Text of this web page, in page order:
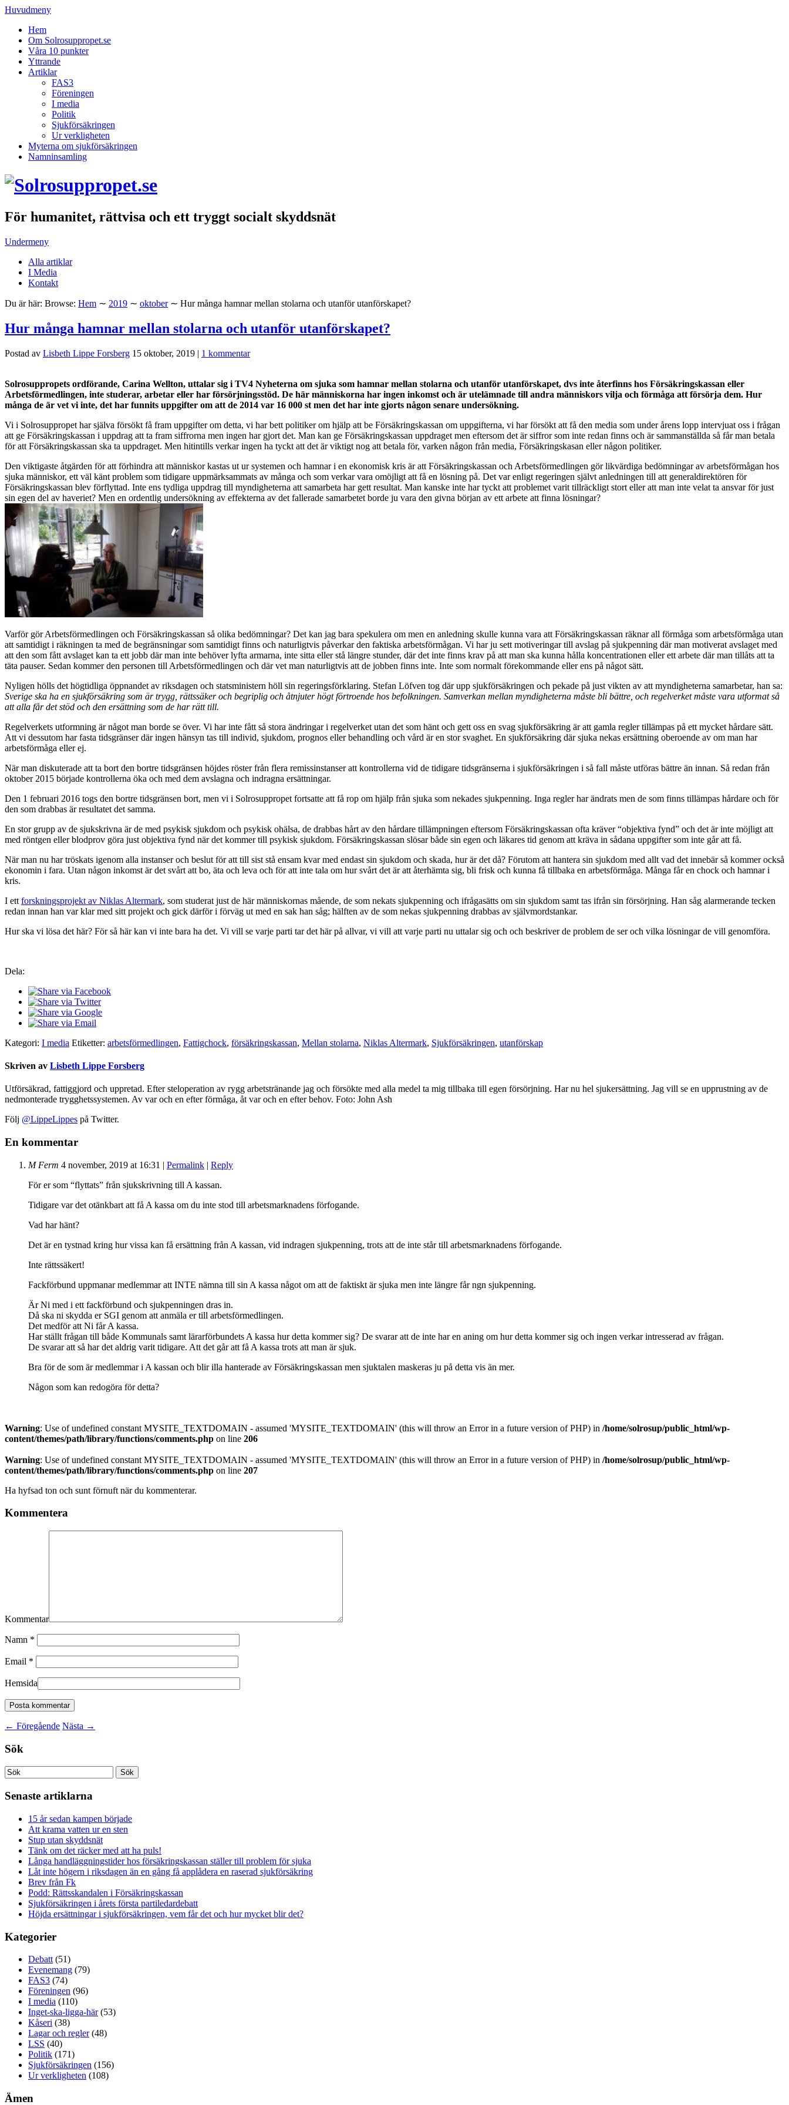
Huvudmeny
Hem
Om Solrosuppropet.se
Våra 10 punkter
Yttrande
Artiklar
FAS3
Föreningen
I media
Politik
Sjukförsäkringen
Ur verkligheten
Myterna om sjukförsäkringen
Namninsamling
För humanitet, rättvisa och ett tryggt socialt skyddsnät
Undermeny
Alla artiklar
I Media
Kontakt
Du är här: Browse: Hem ∼ 2019 ∼ oktober ∼ Hur många hamnar mellan stolarna och utanför utanförskapet?
Hur många hamnar mellan stolarna och utanför utanförskapet?
Postad av Lisbeth Lippe Forsberg 15 oktober, 2019 | 1 kommentar
Solrosuppropets ordförande, Carina Wellton, uttalar sig i TV4 Nyheterna om sjuka som hamnar mellan stolarna och utanför utanförskapet, dvs inte återfinns hos Försäkringskassan eller
Arbetsförmedlingen, inte studerar, arbetar eller har försörjningsstöd. De här människorna har ingen inkomst och är utelämnade till andra människors vilja och förmåga att försörja dem. Hur
många de är vet vi inte, det har funnits uppgifter om att de 2014 var 16 000 st men det har inte gjorts någon senare undersökning.
Vi i Solrosuppropet har själva försökt få fram uppgifter om detta, vi har bett politiker om hjälp att be Försäkringskassan om uppgifterna, vi har försökt att få den media som under årens lopp intervjuat oss i frågan
att ge Försäkringskassan i uppdrag att ta fram siffrorna men ingen har gjort det. Man kan ge Försäkringskassan uppdraget men eftersom det är siffror som inte redan finns och är sammanställda så får man betala
för att Försäkringskassan ska ta uppdraget. Men hitintills verkar ingen ha tyckt att det är viktigt nog att betala för, varken någon från media, Försäkringskasan eller någon politiker.
Den viktigaste åtgärden för att förhindra att människor kastas ut ur systemen och hamnar i en ekonomisk kris är att Försäkringskassan och Arbetsförmedlingen gör likvärdiga bedömningar av arbetsförmågan hos
sjuka människor, ett väl känt problem som tidigare uppmärksammats av många och som verkar vara omöjligt att få en lösning på. Det var enligt regeringen självt anledningen till att generaldirektören för
Försäkringskassan blev förflyttad. Inte ens tydliga uppdrag till myndigheterna att samarbeta har gett resultat. Man kanske inte har tyckt att problemet varit tillräckligt stort eller att man inte velat ta ansvar för just
sin egen del av haveriet? Men en ordentlig undersökning av effekterna av det fallerade samarbetet borde ju vara den givna början av ett arbete att finna lösningar?
Varför gör Arbetsförmedlingen och Försäkringskassan så olika bedömningar? Det kan jag bara spekulera om men en anledning skulle kunna vara att Försäkringskassan räknar all förmåga som arbetsförmåga utan
att samtidigt i räkningen ta med de begränsningar som samtidigt finns och naturligtvis påverkar den faktiska arbetsförmågan. Vi har ju sett motiveringar till avslag på sjukpenning där man motiverat avslaget med
att den som fått avslaget kan ta ett jobb där man inte behöver lyfta armarna, inte sitta eller stå längre stunder, där det inte finns krav på att man ska kunna hålla koncentrationen eller ett arbete där man tillåts att ta
täta pauser. Sedan kommer den personen till Arbetsförmedlingen och där vet man naturligtvis att de jobben finns inte. Inte som normalt förekommande eller ens på något sätt.
Nyligen hölls det högtidliga öppnandet av riksdagen och statsministern höll sin regeringsförklaring. Stefan Löfven tog där upp sjukförsäkringen och pekade på just vikten av att myndigheterna samarbetar, han sa:
Sverige ska ha en sjukförsäkring som är trygg, rättssäker och begriplig och åtnjuter högt förtroende hos befolkningen. Samverkan mellan myndigheterna måste bli bättre, och regelverket måste vara utformat så
att alla får det stöd och den ersättning som de har rätt till.
Regelverkets utformning är något man borde se över. Vi har inte fått så stora ändringar i regelverket utan det som hänt och gett oss en svag sjukförsäkring är att gamla regler tillämpas på ett mycket hårdare sätt.
Att vi dessutom har fasta tidsgränser där ingen hänsyn tas till individ, sjukdom, prognos eller behandling och vård är en stor svaghet. En sjukförsäkring där sjuka nekas ersättning oberoende av om man har
arbetsförmåga eller ej.
När man diskuterade att ta bort den bortre tidsgränsen höjdes röster från flera remissinstanser att kontrollerna vid de tidigare tidsgränserna i sjukförsäkringen i så fall måste utföras bättre än innan. Så redan från
oktober 2015 började kontrollerna öka och med dem avslagna och indragna ersättningar.
Den 1 februari 2016 togs den bortre tidsgränsen bort, men vi i Solrosuppropet fortsatte att få rop om hjälp från sjuka som nekades sjukpenning. Inga regler har ändrats men de som finns tillämpas hårdare och för
den som drabbas är resultatet det samma.
En stor grupp av de sjukskrivna är de med psykisk sjukdom och psykisk ohälsa, de drabbas hårt av den hårdare tillämpningen eftersom Försäkringskassan ofta kräver “objektiva fynd” och det är inte möjligt att
med röntgen eller blodprov göra just objektiva fynd när det kommer till psykisk sjukdom. Försäkringskassan slösar både sin egen och läkares tid genom att kräva in sådana uppgifter som inte går att få.
När man nu har tröskats igenom alla instanser och beslut för att till sist stå ensam kvar med endast sin sjukdom och skada, hur är det då? Förutom att hantera sin sjukdom med allt vad det innebär så kommer också
ekonomin i fara. Utan någon inkomst är det svårt att bo, äta och leva och för att inte tala om hur svårt det är att återhämta sig, bli frisk och kunna få tillbaka en arbetsförmåga. Många får en chock och hamnar i
kris.
I ett forskningsprojekt av Niklas Altermark, som studerat just de här människornas mående, de som nekats sjukpenning och ifrågasätts om sin sjukdom samt tas ifrån sin försörjning. Han såg alarmerande tecken
redan innan han var klar med sitt projekt och gick därför i förväg ut med en sak han såg; hälften av de som nekas sjukpenning drabbas av självmordstankar.
Hur ska vi lösa det här? För så här kan vi inte bara ha det. Vi vill se varje parti tar det här på allvar, vi vill att varje parti nu uttalar sig och och beskriver de problem de ser och vilka lösningar de vill genomföra.
Dela:
Kategori: I media Etiketter: arbetsförmedlingen, Fattigchock, försäkringskassan, Mellan stolarna, Niklas Altermark, Sjukförsäkringen, utanförskap
Skriven av Lisbeth Lippe Forsberg
Utförsäkrad, fattiggjord och uppretad. Efter steloperation av rygg arbetstränande jag och försökte med alla medel ta mig tillbaka till egen försörjning. Har nu hel sjukersättning. Jag vill se en upprustning av de
nedmonterade trygghetssystemen. Av var och en efter förmåga, åt var och en efter behov. Foto: John Ash
Följ @LippeLippes på Twitter.
En kommentar
M Ferm 4 november, 2019 at 16:31 | Permalink | Reply
För er som “flyttats” från sjukskrivning till A kassan.
Tidigare var det otänkbart att få A kassa om du inte stod till arbetsmarknadens förfogande.
Vad har hänt?
Det är en tystnad kring hur vissa kan få ersättning från A kassan, vid indragen sjukpenning, trots att de inte står till arbetsmarknadens förfogande.
Inte rättssäkert!
Fackförbund uppmanar medlemmar att INTE nämna till sin A kassa något om att de faktiskt är sjuka men inte längre får ngn sjukpenning.
Är Ni med i ett fackförbund och sjukpenningen dras in.
Då ska ni skydda er SGI genom att anmäla er till arbetsförmedlingen.
Det medför att Ni får A kassa.
Har ställt frågan till både Kommunals samt lärarförbundets A kassa hur detta kommer sig? De svarar att de inte har en aning om hur detta kommer sig och ingen verkar intresserad av frågan.
De svarar att så har det aldrig varit tidigare. Att det går att få A kassa trots att man är sjuk.
Bra för de som är medlemmar i A kassan och blir illa hanterade av Försäkringskassan men sjuktalen maskeras ju på detta vis än mer.
Någon som kan redogöra för detta?
Warning: Use of undefined constant MYSITE_TEXTDOMAIN - assumed 'MYSITE_TEXTDOMAIN' (this will throw an Error in a future version of PHP) in /home/solrosup/public_html/wp-
content/themes/path/library/functions/comments.php on line 206
Warning: Use of undefined constant MYSITE_TEXTDOMAIN - assumed 'MYSITE_TEXTDOMAIN' (this will throw an Error in a future version of PHP) in /home/solrosup/public_html/wp-
content/themes/path/library/functions/comments.php on line 207
Ha hyfsad ton och sunt förnuft när du kommenterar.
Kommentera
Kommentar
Namn *
Email *
Hemsida
← Föregående Nästa →
Sök
Senaste artiklarna
15 år sedan kampen började
Att krama vatten ur en sten
Stup utan skyddsnät
Tänk om det räcker med att ha puls!
Långa handläggningstider hos försäkringskassan ställer till problem för sjuka
Låt inte högern i riksdagen än en gång få applådera en raserad sjukförsäkring
Brev från Fk
Podd: Rättsskandalen i Försäkringskassan
Sjukförsäkringen i årets första partiledardebatt
Höjda ersättningar i sjukförsäkringen, vem får det och hur mycket blir det?
Kategorier
Debatt (51)
Evenemang (79)
FAS3 (74)
Föreningen (96)
I media (110)
Inget-ska-ligga-här(53)
Kåseri (38)
Lagar och regler(48)
LSS (40)
Politik (171)
Sjukförsäkringen (156)
Ur verkligheten (108)
Ämen